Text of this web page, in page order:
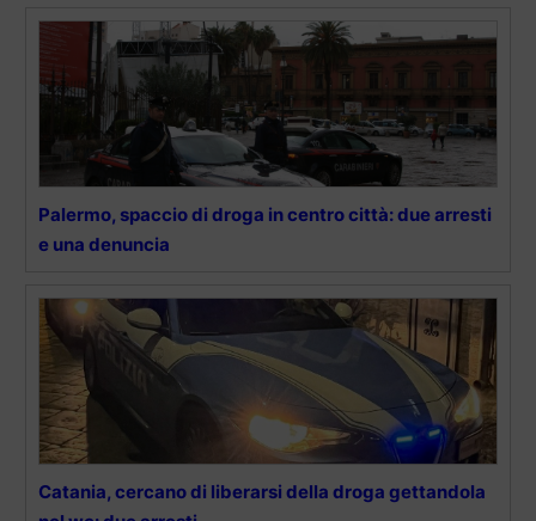
Palermo, spaccio di droga in centro città: due arresti
e una denuncia
Catania, cercano di liberarsi della droga gettandola